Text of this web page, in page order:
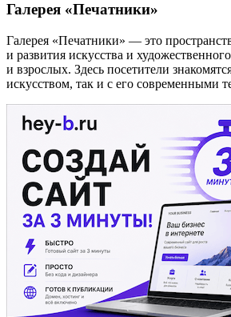
Галерея «Печатники»
Галерея «Печатники» — это
и развития искусства и
и взрослых. Здесь посетители
искусством, так и с его современными